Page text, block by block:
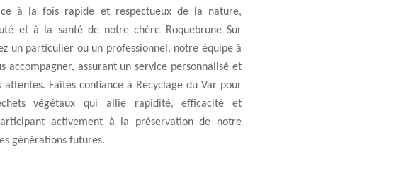
à la fois rapide et respectueux de la nature,
et à la santé de notre chère Roquebrune Sur
un particulier ou un professionnel, notre équipe à
accompagner, assurant un service personnalisé et
attentes. Faites confiance à Recyclage du Var pour
végétaux qui allie rapidité, efficacité et
activement à la préservation de notre
générations futures.